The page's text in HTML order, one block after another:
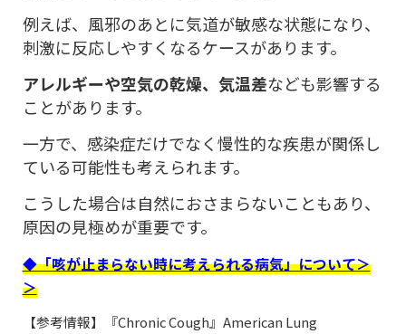
例えば、風邪のあとに気道が敏感な状態になり、
刺激に反応しやすくなるケースがあります。
アレルギーや空気の乾燥、気温差なども影響する
ことがあります。
一方で、感染症だけでなく慢性的な疾患が関係し
ている可能性も考えられます。
こうした場合は自然におさまらないこともあり、
原因の見極めが重要です。
◆「咳が止まらない時に考えられる病気」について＞
＞
【参考情報】『Chronic Cough』American Lung